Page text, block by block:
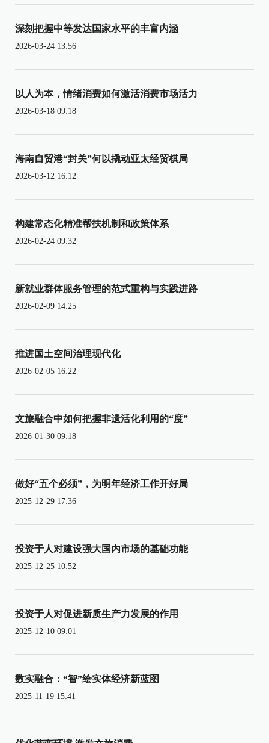
深刻把握中等发达国家水平的丰富内涵
2026-03-24 13:56
以人为本，情绪消费如何激活消费市场活力
2026-03-18 09:18
海南自贸港“封关”何以撬动亚太经贸棋局
2026-03-12 16:12
构建常态化精准帮扶机制和政策体系
2026-02-24 09:32
新就业群体服务管理的范式重构与实践进路
2026-02-09 14:25
推进国土空间治理现代化
2026-02-05 16:22
文旅融合中如何把握非遗活化利用的“度”
2026-01-30 09:18
做好“五个必须”，为明年经济工作开好局
2025-12-29 17:36
投资于人对建设强大国内市场的基础功能
2025-12-25 10:52
投资于人对促进新质生产力发展的作用
2025-12-10 09:01
数实融合：“智”绘实体经济新蓝图
2025-11-19 15:41